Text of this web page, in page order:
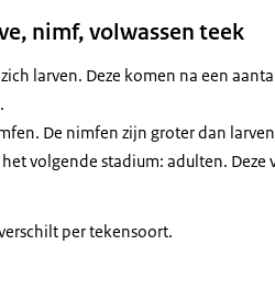
nimf, volwassen teek
larven. Deze komen na een
De nimfen zijn groter dan
volgende stadium: adulten.
per tekensoort.